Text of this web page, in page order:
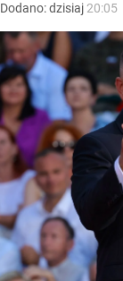
Dodano:dzisiaj 20:05